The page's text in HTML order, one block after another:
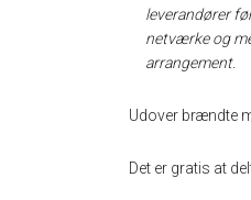
leverandører
netværke og
arrangement.
Udover brændte
Det er gratis at